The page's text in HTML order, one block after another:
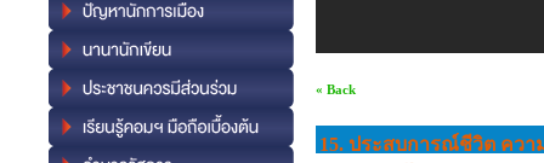
« Back
15. ประสบการณ์ชีวิต ควา